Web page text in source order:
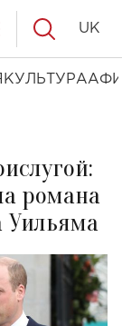
КУЛЬТУРА
UK
романа